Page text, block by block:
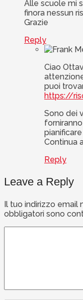
Alle scuole mi
finora nessun
Grazie
Reply
Ciao
puoi
https://
Sono dei
Continua
Reply
Leave a Reply
Il tuo indirizzo email
obbligatori sono